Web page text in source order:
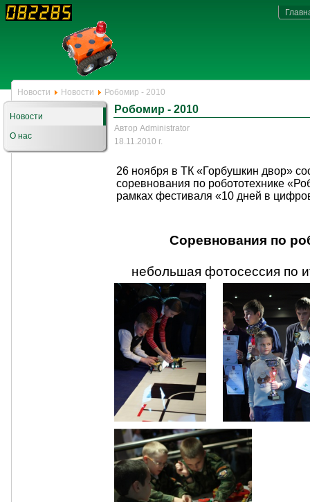
Новости Новости Робомир - 2010
Новости
О нас
Робомир - 2010
Автор Administrator
18.11.2010 г.
26 ноября в ТК «Горбушкин двор»
соревнования по робототехнике
рамках фестиваля «10 дней в
Соревнования по
небольшая фотосессия по